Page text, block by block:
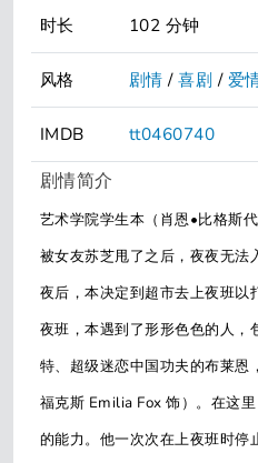
时长 102 分钟
风格 剧情 /喜剧 /爱
IMDB tt0460740
剧情简介
艺术学院学生本（肖恩•比格斯
被女友苏芝甩了之后，夜夜无法
夜后，本决定到超市去上夜班
夜班，本遇到了形形色色的人，
特、超级迷恋中国功夫的布莱恩
福克斯 Emilia Fox 饰）。在这
的能力。他一次次在上夜班时停